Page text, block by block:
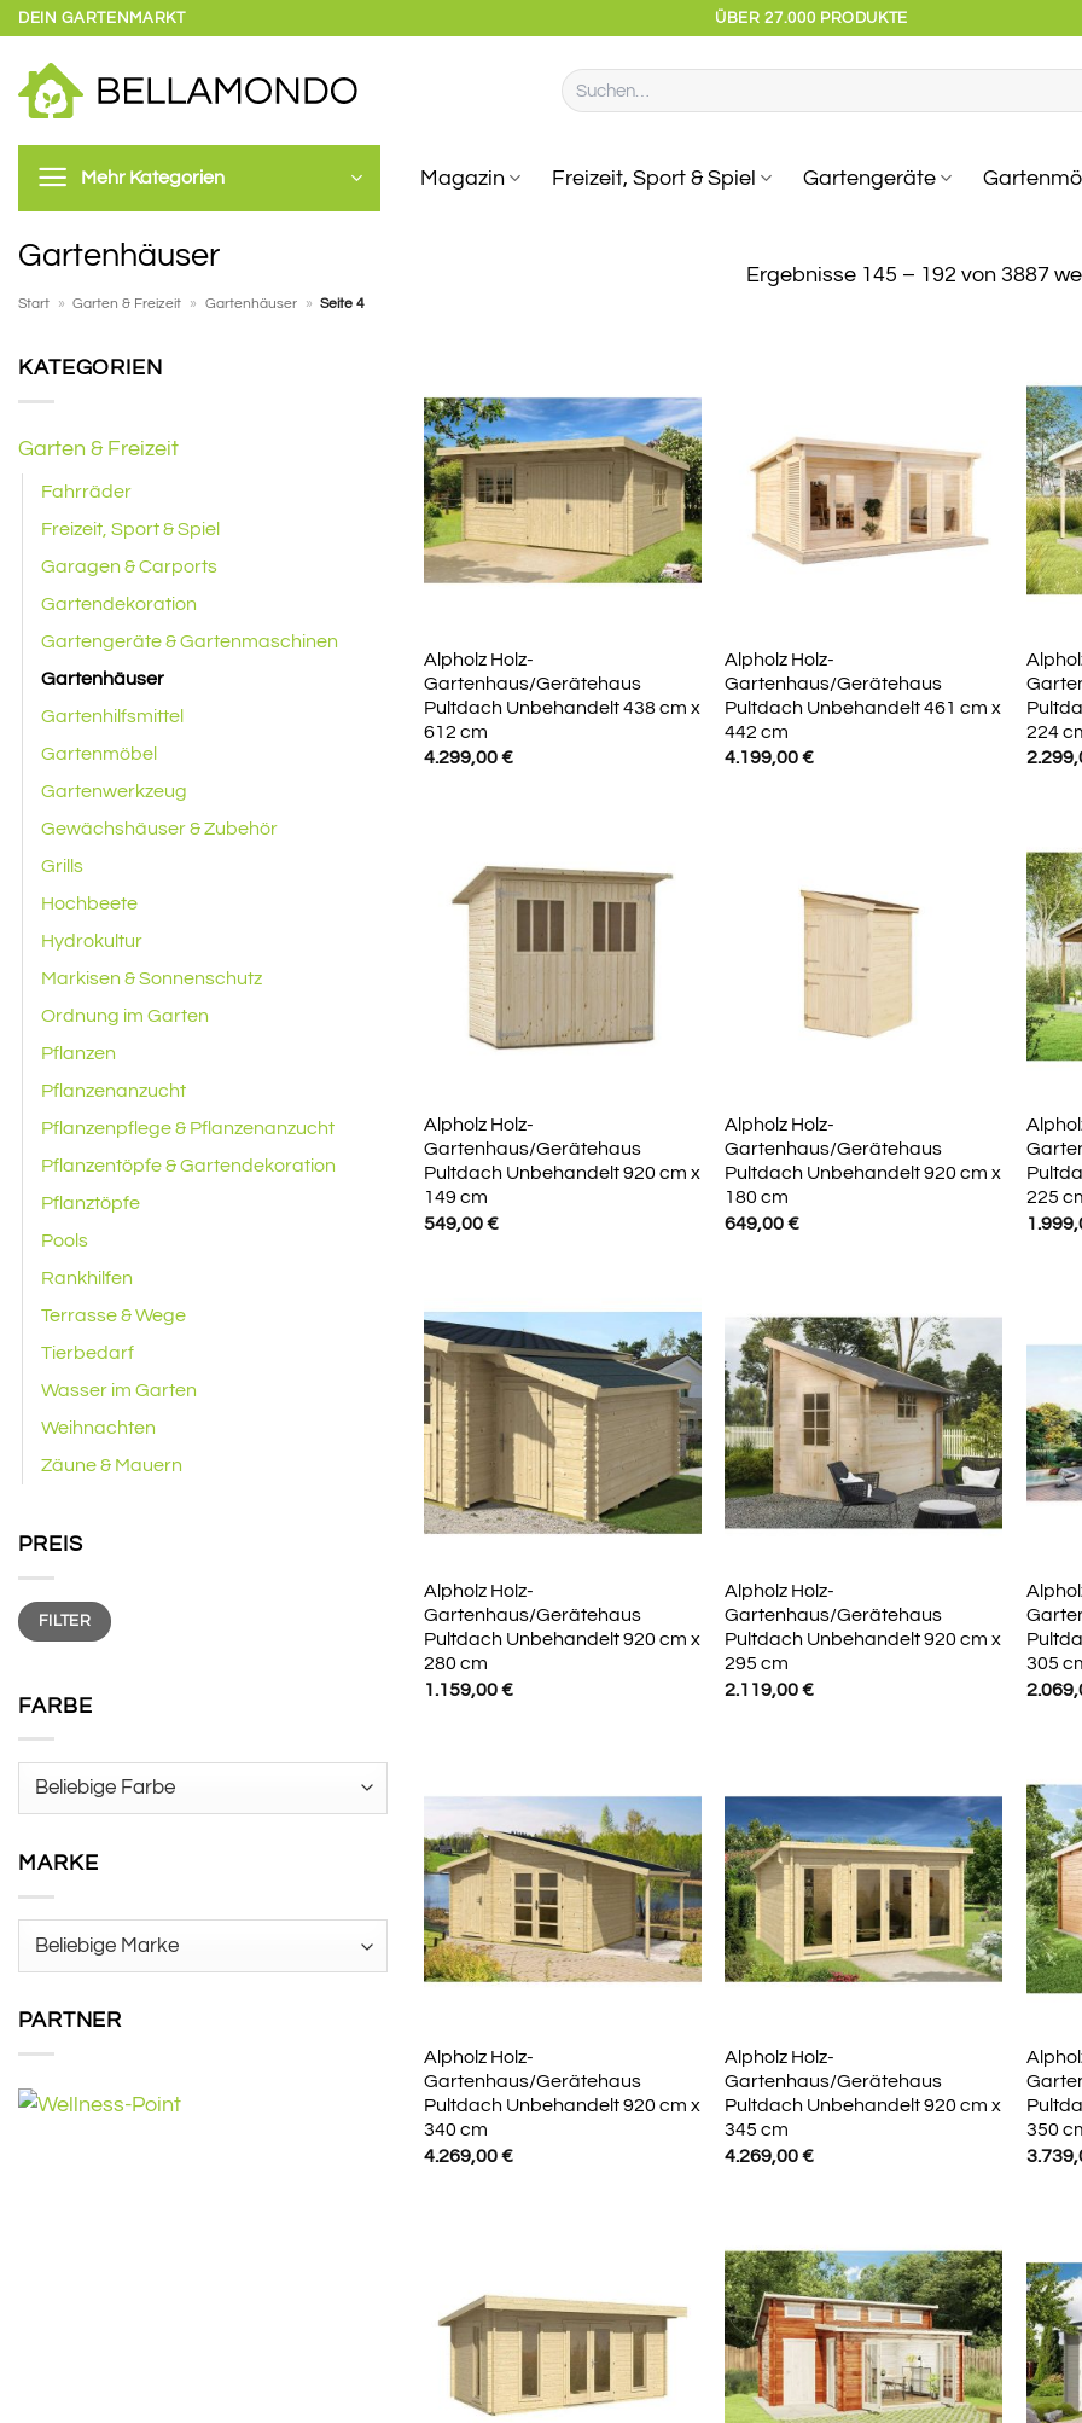
Zum
springen
DEIN GARTENMARKT ÜBER 27.000 PRODUKTE
Suchen
nach:
Mehr Kategorien Magazin Freizeit, Sport & Spiel Gartengeräte
Gartenhäuser
Start » Garten & Freizeit » Gartenhäuser » Seite 4
Ergebnisse 145 – 192 von 3887
KATEGORIEN
Garten & Freizeit
Fahrräder
Freizeit, Sport & Spiel
Garagen & Carports
Gartendekoration
Gartengeräte & Gartenmaschinen
Gartenhäuser
Gartenhilfsmittel
Gartenmöbel
Gartenwerkzeug
Gewächshäuser & Zubehör
Grills
Hochbeete
Hydrokultur
Markisen & Sonnenschutz
Ordnung im Garten
Pflanzen
Pflanzenanzucht
Pflanzenpflege & Pflanzenanzucht
Pflanzentöpfe & Gartendekoration
Pflanztöpfe
Pools
Rankhilfen
Terrasse & Wege
Tierbedarf
Wasser im Garten
Weihnachten
Zäune & Mauern
PREIS
Min.
Preis
Max.
PreisFILTER
FARBE
MARKE
PARTNER
Alpholz Holz-
Gartenhaus/Gerätehaus
Pultdach Unbehandelt 438 cm x
612 cm
4.299,00€
Alpholz Holz-
Gartenhaus/Gerätehaus
Pultdach Unbehandelt 461 cm x
442 cm
4.199,00€
224
Alpholz Holz-
Gartenhaus/Gerätehaus
Pultdach Unbehandelt 920 cm x
149 cm
549,00€
Alpholz Holz-
Gartenhaus/Gerätehaus
Pultdach Unbehandelt 920 cm x
180 cm
649,00€
225
Alpholz Holz-
Gartenhaus/Gerätehaus
Pultdach Unbehandelt 920 cm x
280 cm
1.159,00€
Alpholz Holz-
Gartenhaus/Gerätehaus
Pultdach Unbehandelt 920 cm x
295 cm
2.119,00€
305
Alpholz Holz-
Gartenhaus/Gerätehaus
Pultdach Unbehandelt 920 cm x
340 cm
4.269,00€
Alpholz Holz-
Gartenhaus/Gerätehaus
Pultdach Unbehandelt 920 cm x
345 cm
4.269,00€
350